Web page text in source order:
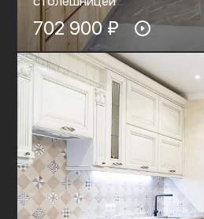
702 900 ₽